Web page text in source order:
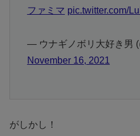
ファミマ pic.twitter.com/
— ウナギノボリ大好き男
November 16, 2021
がしかし！